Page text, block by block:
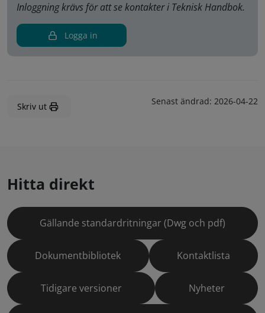
Inloggning krävs för att se kontakter i Teknisk Handbok.
Logga in
Skriv ut Senast ändrad: 2026-04-22
Hitta direkt
Gällande standardritningar (Dwg och pdf)
Dokumentbibliotek Kontaktlista
Tidigare versioner Nyheter